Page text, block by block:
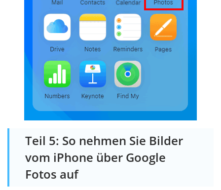
Teil 5: So nehmen Sie Bilder
vom iPhone über Google
Fotos auf